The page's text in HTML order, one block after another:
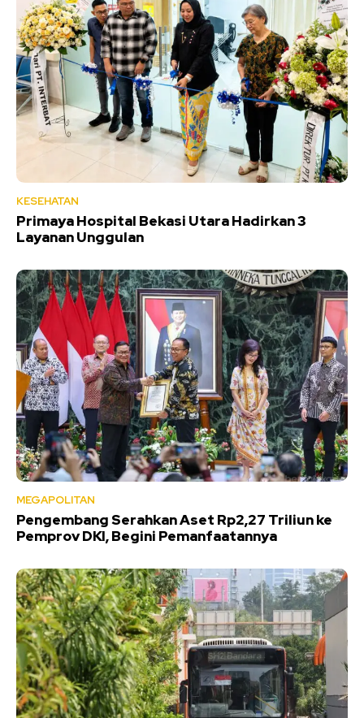
KESEHATAN
Primaya Hospital Bekasi Utara Hadirkan 3
Layanan Unggulan
MEGAPOLITAN
Pengembang Serahkan Aset Rp2,27 Triliun ke
Pemprov DKI, Begini Pemanfaatannya